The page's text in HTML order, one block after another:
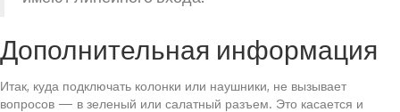
Дополнительная информация
Итак, куда подключать колонки или наушники, не вызывает
вопросов — в зеленый или салатный разъем. Это касается и